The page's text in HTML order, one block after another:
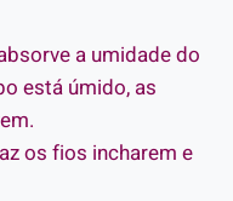
a umidade do
está úmido, as
os fios incharem e